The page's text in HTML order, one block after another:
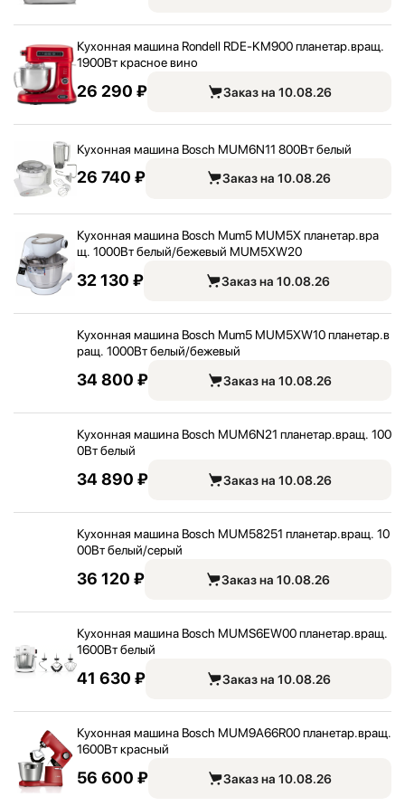
Кухонная машина Rondell RDE-KM900 планетар.вращ.
1900Вт красное вино
26 290 ₽ Заказ на 10.08.26
Кухонная машина Bosch MUM6N11 800Вт белый
26 740 ₽ Заказ на 10.08.26
Кухонная машина Bosch Mum5 MUM5X планетар.вра
щ. 1000Вт белый/бежевый MUM5XW20
32 130 ₽ Заказ на 10.08.26
Кухонная машина Bosch Mum5 MUM5XW10 планетар.в
ращ. 1000Вт белый/бежевый
34 800 ₽ Заказ на 10.08.26
Кухонная машина Bosch MUM6N21 планетар.вращ. 100
0Вт белый
34 890 ₽ Заказ на 10.08.26
Кухонная машина Bosch MUM58251 планетар.вращ. 10
00Вт белый/серый
36 120 ₽ Заказ на 10.08.26
Кухонная машина Bosch MUMS6EW00 планетар.вращ.
1600Вт белый
41 630 ₽ Заказ на 10.08.26
Кухонная машина Bosch MUM9A66R00 планетар.вращ.
1600Вт красный
56 600 ₽ Заказ на 10.08.26